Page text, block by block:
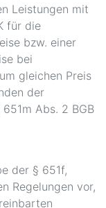
Leistungen mit
für die
bzw. einer
bei
gleichen Preis
der
Abs. 2 BGB
der § 651f,
Regelungen vor,